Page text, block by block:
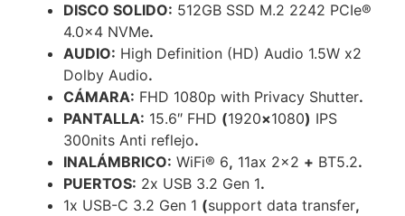
DISCO SOLIDO: 512GB SSD M.2 2242 PCIe®
4.0×4 NVMe.
AUDIO: High Definition (HD) Audio 1.5W x2
Dolby Audio.
CÁMARA: FHD 1080p with Privacy Shutter.
PANTALLA: 15.6″ FHD (1920×1080) IPS
300nits Anti reflejo.
INALÁMBRICO: WiFi® 6, 11ax 2×2 + BT5.2.
PUERTOS: 2x USB 3.2 Gen 1.
1x USB-C 3.2 Gen 1 (support data transfer,